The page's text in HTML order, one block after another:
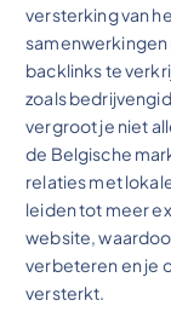
versterking van
backlinks te
zoals
vergroot je niet
de Belgische
relaties met
leiden tot meer
website,
verbeteren en je
versterkt.